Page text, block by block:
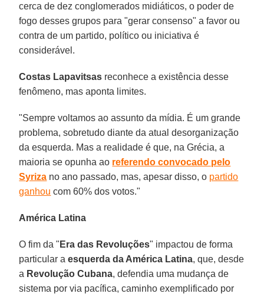
cerca de dez conglomerados midiáticos, o poder de
fogo desses grupos para "gerar consenso" a favor ou
contra de um partido, político ou iniciativa é
considerável.
Costas Lapavitsas reconhece a existência desse
fenômeno, mas aponta limites.
"Sempre voltamos ao assunto da mídia. É um grande
problema, sobretudo diante da atual desorganização
da esquerda. Mas a realidade é que, na Grécia, a
maioria se opunha ao referendo convocado pelo
Syriza no ano passado, mas, apesar disso, o partido
ganhou com 60% dos votos."
América Latina
O fim da " Era das Revoluções" impactou de forma
particular aesquerda da América Latina, que, desde
a Revolução Cubana, defendia uma mudança de
sistema por via pacífica, caminho exemplificado por